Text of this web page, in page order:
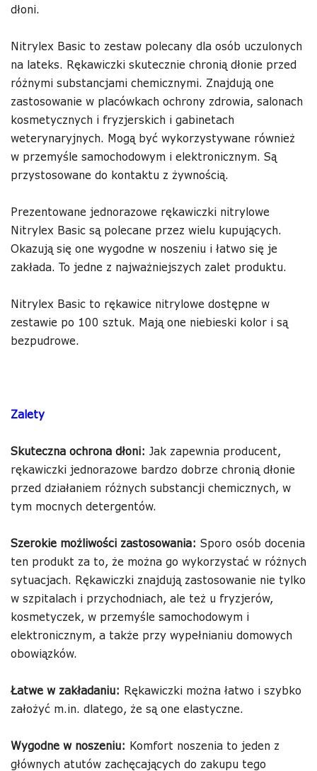
dłoni.
Nitrylex Basic to zestaw polecany dla osób uczulonych
na lateks. Rękawiczki skutecznie chronią dłonie przed
różnymi substancjami chemicznymi. Znajdują one
zastosowanie w placówkach ochrony zdrowia, salonach
kosmetycznych i fryzjerskich i gabinetach
weterynaryjnych. Mogą być wykorzystywane również
w przemyśle samochodowym i elektronicznym. Są
przystosowane do kontaktu z żywnością.
Prezentowane jednorazowe rękawiczki nitrylowe
Nitrylex Basic są polecane przez wielu kupujących.
Okazują się one wygodne w noszeniu i łatwo się je
zakłada. To jedne z najważniejszych zalet produktu.
Nitrylex Basic to rękawice nitrylowe dostępne w
zestawie po 100 sztuk. Mają one niebieski kolor i są
bezpudrowe.
Zalety
Skuteczna ochrona dłoni: Jak zapewnia producent,
rękawiczki jednorazowe bardzo dobrze chronią dłonie
przed działaniem różnych substancji chemicznych, w
tym mocnych detergentów.
Szerokie możliwości zastosowania: Sporo osób docenia
ten produkt za to, że można go wykorzystać w różnych
sytuacjach. Rękawiczki znajdują zastosowanie nie tylko
w szpitalach i przychodniach, ale też u fryzjerów,
kosmetyczek, w przemyśle samochodowym i
elektronicznym, a także przy wypełnianiu domowych
obowiązków.
Łatwe w zakładaniu: Rękawiczki można łatwo i szybko
założyć m.in. dlatego, że są one elastyczne.
Wygodne w noszeniu: Komfort noszenia to jeden z
głównych atutów zachęcających do zakupu tego